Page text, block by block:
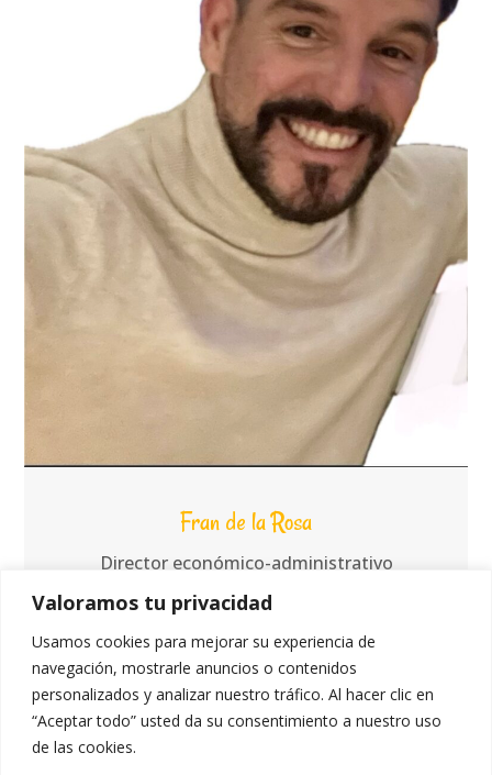
Valoramos tu privacidad
Usamos cookies para mejorar su experiencia de
navegación, mostrarle anuncios o contenidos
personalizados y analizar nuestro tráfico. Al hacer clic en
“Aceptar todo” usted da su consentimiento a nuestro uso
de las cookies.
Fran de la Rosa
Director económico-administrativo